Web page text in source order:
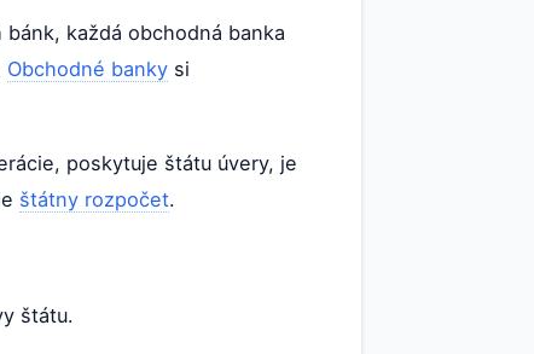
každá obchodná banka
Obchodné banky si
poskytuje štátu úvery, je
štátny rozpočet.
štátu.